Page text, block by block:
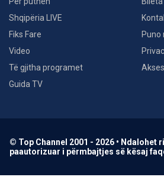
Shqipëria LIVE
Fiks Fare
Video
Të gjitha programet
Guida TV
Puno
© Top Channel 2001 - 2026 • Ndalohet
paautorizuar i përmbajtjes së kësaj